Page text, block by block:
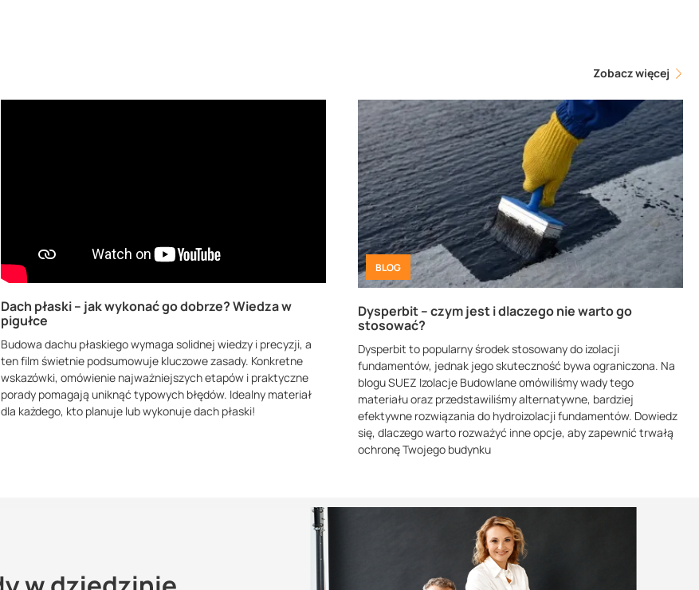
Zobacz więcej
Dach płaski – jak wykonać go dobrze? Wiedza w
pigułce
Budowa dachu płaskiego wymaga solidnej wiedzy i precyzji, a
ten film świetnie podsumowuje kluczowe zasady. Konkretne
wskazówki, omówienie najważniejszych etapów i praktyczne
porady pomagają uniknąć typowych błędów. Idealny materiał
dla każdego, kto planuje lub wykonuje dach płaski!
BLOG
Dysperbit – czym jest i dlaczego nie warto go
stosować?
Dysperbit to popularny środek stosowany do izolacji
fundamentów, jednak jego skuteczność bywa ograniczona. Na
blogu SUEZ Izolacje Budowlane omówiliśmy wady tego
materiału oraz przedstawiliśmy alternatywne, bardziej
efektywne rozwiązania do hydroizolacji fundamentów. Dowiedz
się, dlaczego warto rozważyć inne opcje, aby zapewnić trwałą
ochronę Twojego budynku